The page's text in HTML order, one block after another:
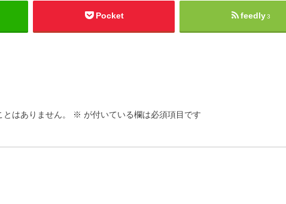
Pocket feedly 3
はありません。 ※ が付いている欄は必須項目です